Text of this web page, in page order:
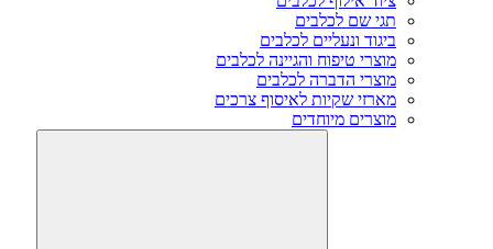
תגי שם לכלבים
ביגוד ונעליים לכלבים
מוצרי טיפוח והגיינה לכלבים
מוצרי הדברה לכלבים
מארזי שקיות לאיסוף צרכים
מוצרים מיוחדים